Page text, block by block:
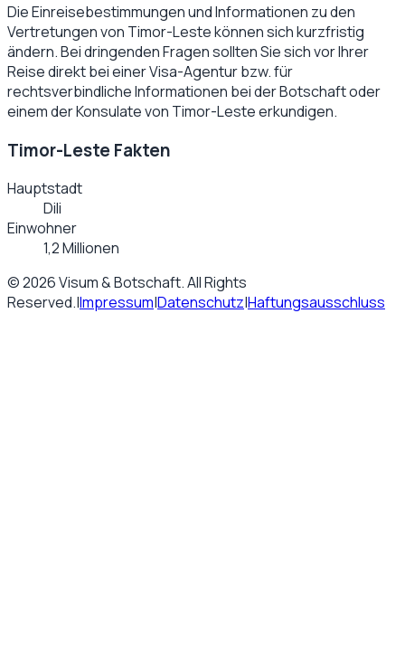
Die Einreisebestimmungen und Informationen zu den
Vertretungen von Timor-Lestekönnen sich kurzfristig
ändern. Bei dringenden Fragen sollten Sie sich vor Ihrer
Reise direkt bei einer Visa-Agentur bzw. für
rechtsverbindliche Informationen bei der Botschaft oder
einem der Konsulate von Timor-Lesteerkundigen.
Timor-Leste Fakten
Hauptstadt
Dili
Einwohner
1,2 Millionen
©2026Visum & Botschaft. All Rights
Reserved.|Impressum|Datenschutz|Haftungsausschluss